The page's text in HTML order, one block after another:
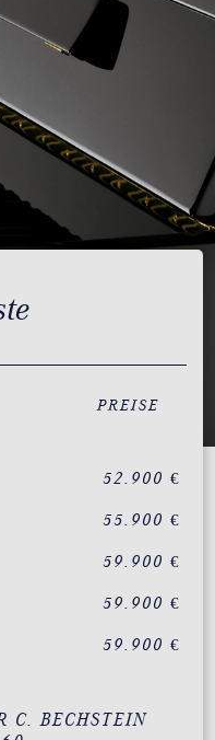
PREISE
52.900 €
55.900 €
59.900 €
59.900 €
59.900 €
C. BECHSTEIN